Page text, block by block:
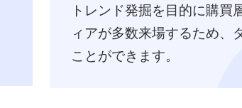
トレンド発掘を目的に購
ィアが多数来場するため、
ことができます。